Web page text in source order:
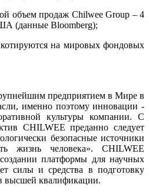
объем продаж Chilwee Group – 4
(данные Bloomberg);
на мировых фондовых
предприятием в Мире в
именно поэтому инновации -
культуры компании. С
CHILWEE преданно следует
безопасные источники
жизнь человека». CHILWEE
платформы для научных
силы и средства в подготовку
высшей квалификации.